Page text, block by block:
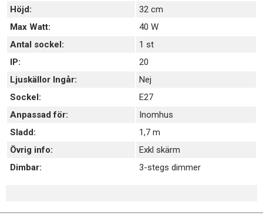
Höjd:
32 cm
Max Watt:
40 W
Antal sockel:
1 st
IP:
20
Ljuskällor Ingår:
Nej
Sockel:
E27
Anpassad för:
Inomhus
Sladd:
1,7 m
Övrig info:
Exkl skärm
Dimbar:
3-stegs dimmer